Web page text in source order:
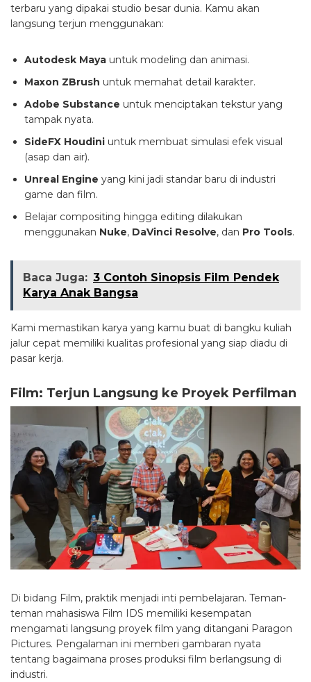
terbaru yang dipakai studio besar dunia. Kamu akan
langsung terjun menggunakan:
Autodesk Maya untuk modeling dan animasi.
Maxon ZBrush untuk memahat detail karakter.
Adobe Substance untuk menciptakan tekstur yang
tampak nyata.
SideFX Houdini untuk membuat simulasi efek visual
(asap dan air).
Unreal Engine yang kini jadi standar baru di industri
game dan film.
Belajar compositing hingga editing dilakukan
menggunakan Nuke, DaVinci Resolve, dan Pro Tools.
Baca Juga: 3 Contoh Sinopsis Film Pendek
Karya Anak Bangsa
Kami memastikan karya yang kamu buat di bangku kuliah
jalur cepat memiliki kualitas profesional yang siap diadu di
pasar kerja.
Film: Terjun Langsung ke Proyek Perfilman
Di bidang Film, praktik menjadi inti pembelajaran. Teman-
teman mahasiswa Film IDS memiliki kesempatan
mengamati langsung proyek film yang ditangani Paragon
Pictures. Pengalaman ini memberi gambaran nyata
tentang bagaimana proses produksi film berlangsung di
industri.